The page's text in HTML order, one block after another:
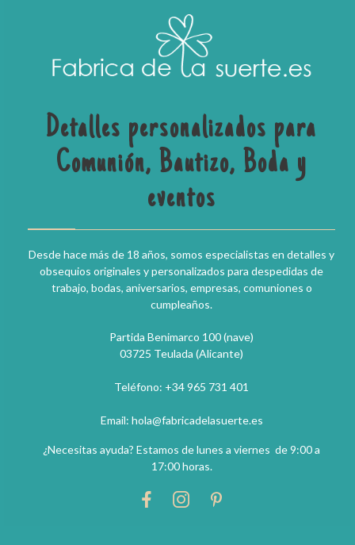
Detalles personalizados para
Comunión, Bautizo, Boda y
eventos
Desde hace más de 18 años, somos especialistas en detalles y
obsequios originales y personalizados para despedidas de
trabajo, bodas, aniversarios, empresas, comuniones o
cumpleaños.
Partida Benimarco 100 (nave)
03725 Teulada (Alicante)
Teléfono: +34 965 731 401
Email: hola@fabricadelasuerte.es
¿Necesitas ayuda? Estamos de lunes a viernes de 9:00 a
17:00 horas.